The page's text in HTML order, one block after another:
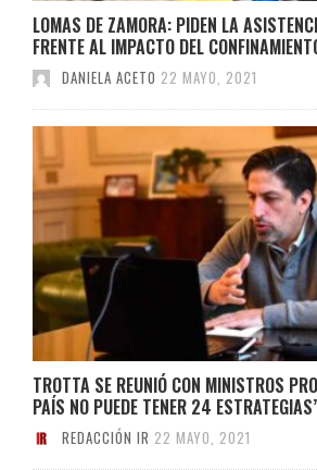
LOMAS DE ZAMORA: PIDEN LA
FRENTE AL IMPACTO DEL
DANIELA ACETO 22 MAYO, 2021
TROTTA SE REUNIÓ CON MINISTROS
PAÍS NO PUEDE TENER 24
REDACCIÓN IR 22 MAYO, 2021